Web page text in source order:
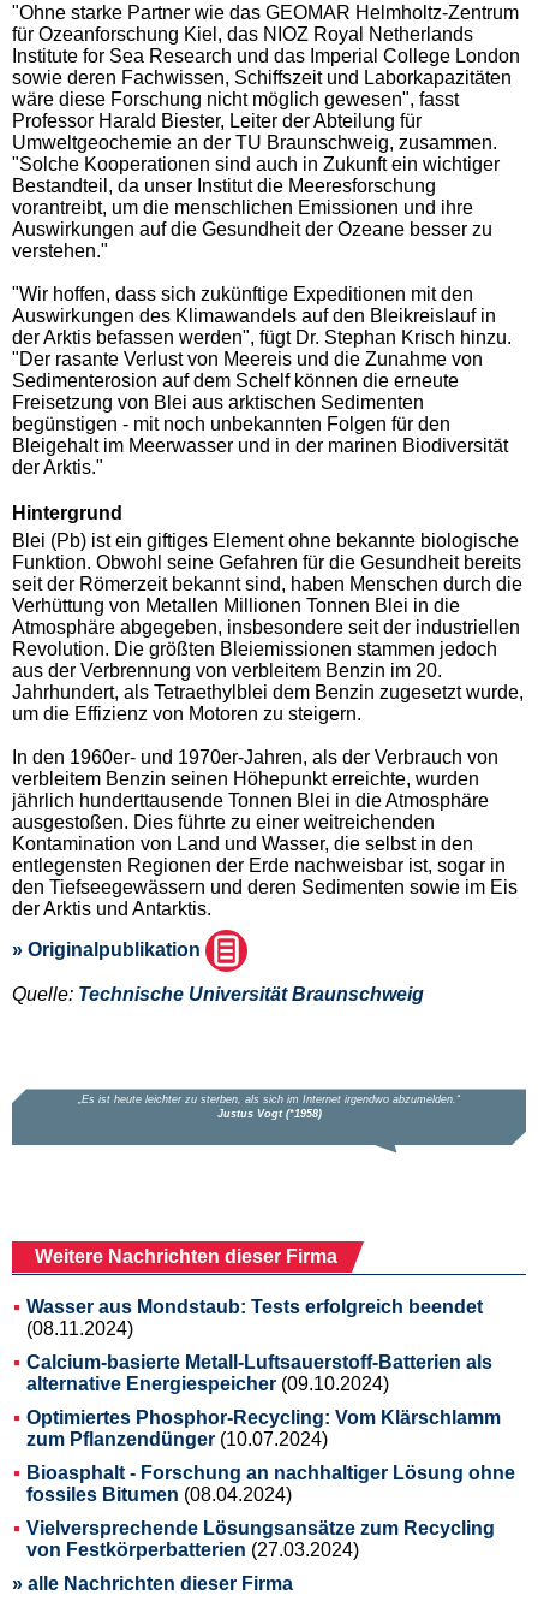
"Ohne starke Partner wie das GEOMAR Helmholtz-Zentrum
für Ozeanforschung Kiel, das NIOZ Royal Netherlands
Institute for Sea Research und das Imperial College London
sowie deren Fachwissen, Schiffszeit und Laborkapazitäten
wäre diese Forschung nicht möglich gewesen", fasst
Professor Harald Biester, Leiter der Abteilung für
Umweltgeochemie an der TU Braunschweig, zusammen.
"Solche Kooperationen sind auch in Zukunft ein wichtiger
Bestandteil, da unser Institut die Meeresforschung
vorantreibt, um die menschlichen Emissionen und ihre
Auswirkungen auf die Gesundheit der Ozeane besser zu
verstehen."
"Wir hoffen, dass sich zukünftige Expeditionen mit den
Auswirkungen des Klimawandels auf den Bleikreislauf in
der Arktis befassen werden", fügt Dr. Stephan Krisch hinzu.
"Der rasante Verlust von Meereis und die Zunahme von
Sedimenterosion auf dem Schelf können die erneute
Freisetzung von Blei aus arktischen Sedimenten
begünstigen - mit noch unbekannten Folgen für den
Bleigehalt im Meerwasser und in der marinen Biodiversität
der Arktis."
Hintergrund
Blei (Pb) ist ein giftiges Element ohne bekannte biologische
Funktion. Obwohl seine Gefahren für die Gesundheit bereits
seit der Römerzeit bekannt sind, haben Menschen durch die
Verhüttung von Metallen Millionen Tonnen Blei in die
Atmosphäre abgegeben, insbesondere seit der industriellen
Revolution. Die größten Bleiemissionen stammen jedoch
aus der Verbrennung von verbleitem Benzin im 20.
Jahrhundert, als Tetraethylblei dem Benzin zugesetzt wurde,
um die Effizienz von Motoren zu steigern.
In den 1960er- und 1970er-Jahren, als der Verbrauch von
verbleitem Benzin seinen Höhepunkt erreichte, wurden
jährlich hunderttausende Tonnen Blei in die Atmosphäre
ausgestoßen. Dies führte zu einer weitreichenden
Kontamination von Land und Wasser, die selbst in den
entlegensten Regionen der Erde nachweisbar ist, sogar in
den Tiefseegewässern und deren Sedimenten sowie im Eis
der Arktis und Antarktis.
» Originalpublikation
Quelle: Technische Universität Braunschweig
Weitere Nachrichten dieser Firma
Wasser aus Mondstaub: Tests erfolgreich beendet
(08.11.2024)
Calcium-basierte Metall-Luftsauerstoff-Batterien als
alternative Energiespeicher (09.10.2024)
Optimiertes Phosphor-Recycling: Vom Klärschlamm
zum Pflanzendünger (10.07.2024)
Bioasphalt - Forschung an nachhaltiger Lösung ohne
fossiles Bitumen (08.04.2024)
Vielversprechende Lösungsansätze zum Recycling
von Festkörperbatterien (27.03.2024)
» alle Nachrichten dieser Firma